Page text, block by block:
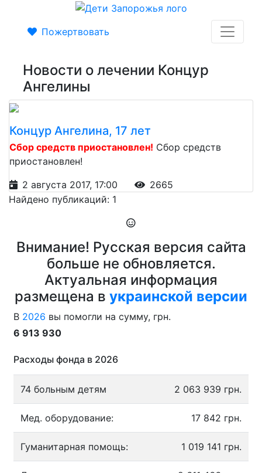
Пожертвовать
Новости о лечении Концур
Ангелины
Концур Ангелина, 17 лет
Сбор средств приостановлен! Сбор средств
приостановлен!
2 августа 2017, 17:00
2665
Найдено публикаций: 1
Внимание! Русская версия сайта
больше не обновляется.
Актуальная информация
размещена в украинской версии
В 2026 вы помогли на сумму, грн.
6 913 930
Расходы фонда в 2026
74 больным детям 2 063 939 грн.
Мед. оборудование: 17 842 грн.
Гуманитарная помощь: 1 019 141 грн.